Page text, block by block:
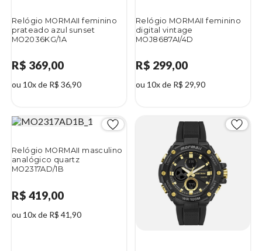
Relógio MORMAII feminino
prateado azul sunset
MO2036KG/1A
R$ 369,00
ou 10x de R$ 36,90
Relógio MORMAII feminino
digital vintage
MOJ8687AI/4D
R$ 299,00
ou 10x de R$ 29,90
Relógio MORMAII masculino
analógico quartz
MO2317AD/1B
R$ 419,00
ou 10x de R$ 41,90